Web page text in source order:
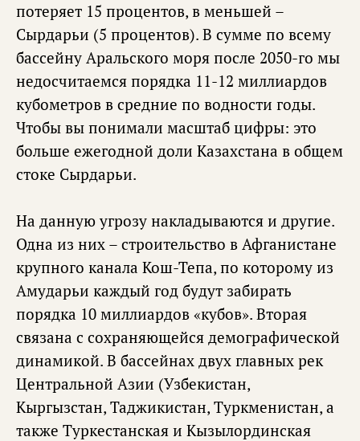
потеряет 15 процентов, в меньшей –
Сырдарьи (5 процентов). В сумме по всему
бассейну Аральского моря после 2050-го мы
недосчитаемся порядка 11-12 миллиардов
кубометров в средние по водности годы.
Чтобы вы понимали масштаб цифры: это
больше ежегодной доли Казахстана в общем
стоке Сырдарьи.
На данную угрозу накладываются и другие.
Одна из них – строительство в Афганистане
крупного канала Кош-Тепа, по которому из
Амударьи каждый год будут забирать
порядка 10 миллиардов «кубов». Вторая
связана с сохраняющейся демографической
динамикой. В бассейнах двух главных рек
Центральной Азии (Узбекистан,
Кыргызстан, Таджикистан, Туркменистан, а
также Туркестанская и Кызылординская